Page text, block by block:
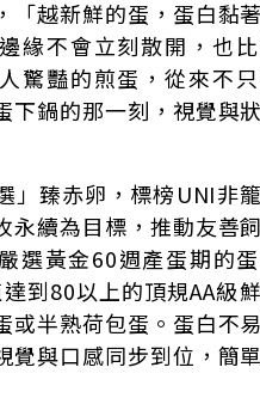
「越新鮮的蛋，蛋白黏
緣不會立刻散開，也
驚豔的煎蛋，從來不
下鍋的那一刻，視覺與
」臻赤卵，標榜UNI非
永續為目標，推動友善
選黃金60週產蛋期的蛋
到80以上的頂規AA級
或半熟荷包蛋。蛋白不
覺與口感同步到位，簡